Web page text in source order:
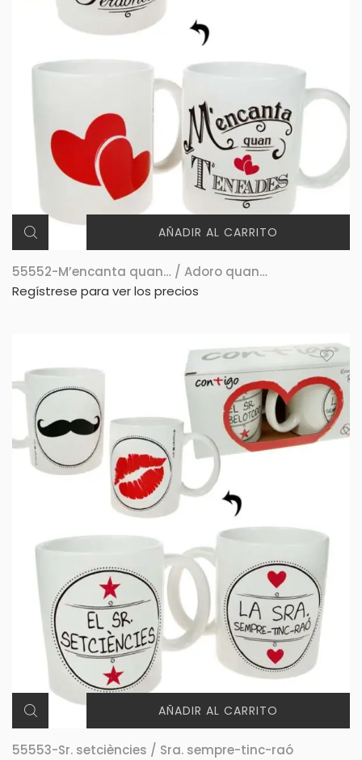
AÑADIR AL CARRITO
55552-M’encanta quan… / Adoro quan…
Regístrese para ver los precios
AÑADIR AL CARRITO
55553-Sr. setciències / Sra. sempre-tinc-raó